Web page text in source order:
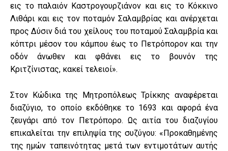
εις το παλαιόν Καστρογουρζιάνον και εις το Κόκκινο
Λιθάρι και εις τον ποταμόν Σαλαμβρίας και ανέρχεται
προς Δύσιν διά του χείλους του ποταμού Σαλαμβρία και
κόπτρι μέσον του κάμπου έως το Πετρόπορον και την
οδόν άνωθεν και φθάνει εις το βουνόν της
Κριτζίνιστας, κακεί τελειοί».
Στον Κώδικα της Μητροπόλεως Τρίκκης αναφέρεται
διαζύγιο, το οποίο εκδόθηκε το 1693 και αφορά ένα
ζευγάρι από τον Πετρόπορο. Ως αιτία του διαζυγίου
επικαλείται την επιληψία της συζύγου: «Προκαθημένης
της ημών ταπεινότητας μετά των εντιμοτάτων αυτής